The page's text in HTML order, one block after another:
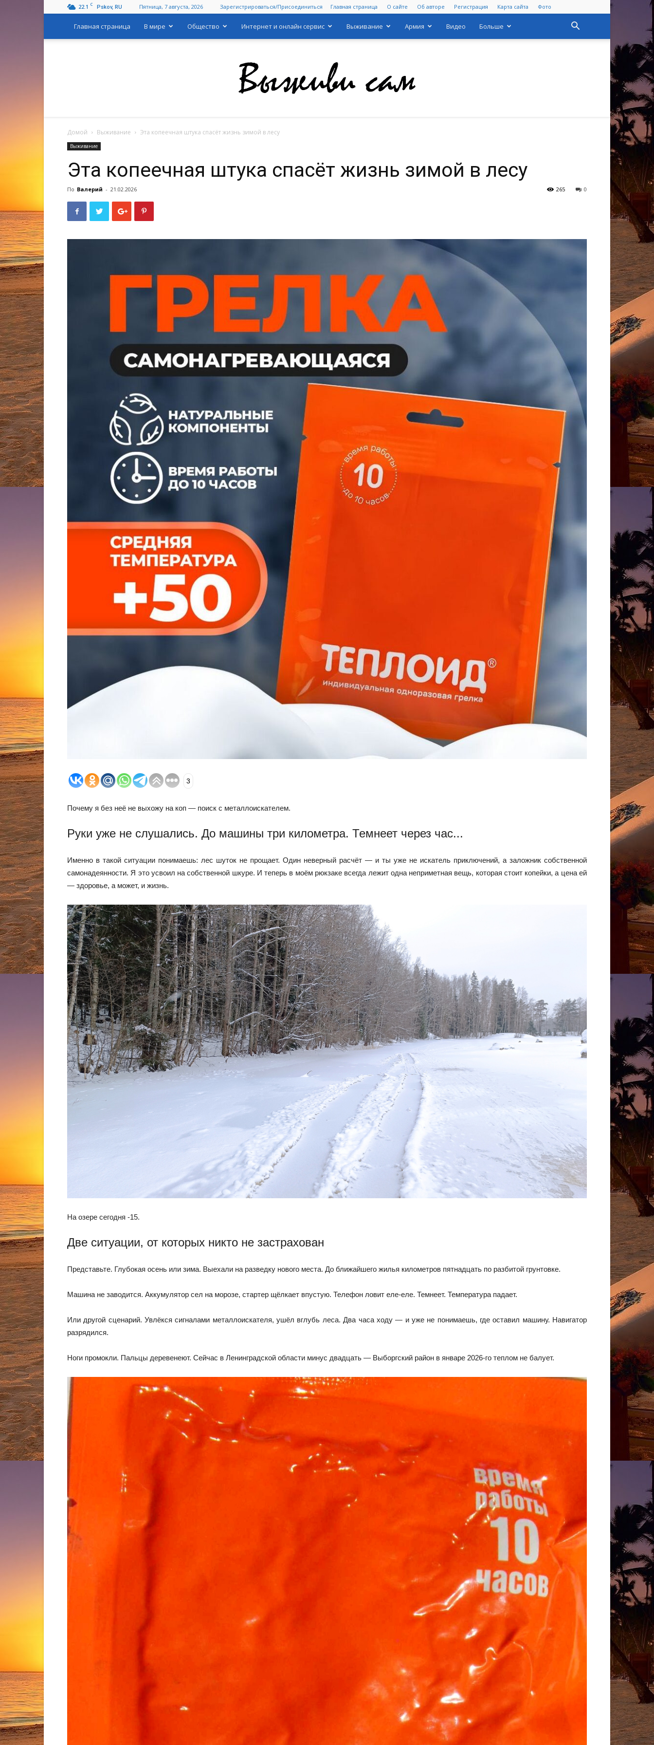
22.1 C Pskov, RU Пятница, 7 августа, 2026 Зарегистрироваться/Присоединиться Главная страница О сайте Об авторе Регистрация Карта сайта Фото
Главная страница В мире Общество Интернет и онлайн сервис Выживание Армия Видео Больше
Домой Выживание Эта копеечная штука спасёт жизнь зимой в лесу
Выживание
Эта копеечная штука спасёт жизнь зимой в лесу
По Валерий - 21.02.2026 0
265
3
Почему я без неё не выхожу на коп — поиск с металлоискателем.
Руки уже не слушались. До машины три километра. Темнеет через час...
Именно в такой ситуации понимаешь: лес шуток не прощает. Один неверный расчёт — и ты уже не искатель приключений, а заложник собственной
самонадеянности. Я это усвоил на собственной шкуре. И теперь в моём рюкзаке всегда лежит одна неприметная вещь, которая стоит копейки, а цена ей
— здоровье, а может, и жизнь.
На озере сегодня -15.
Две ситуации, от которых никто не застрахован
Представьте. Глубокая осень или зима. Выехали на разведку нового места. До ближайшего жилья километров пятнадцать по разбитой грунтовке.
Машина не заводится. Аккумулятор сел на морозе, стартер щёлкает впустую. Телефон ловит еле-еле. Темнеет. Температура падает.
Или другой сценарий. Увлёкся сигналами металлоискателя, ушёл вглубь леса. Два часа ходу — и уже не понимаешь, где оставил машину. Навигатор
разрядился.
Ноги промокли. Пальцы деревенеют. Сейчас в Ленинградской области минус двадцать — Выборгский район в январе 2026-го теплом не балует.